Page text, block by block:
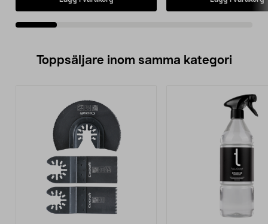
Toppsäljare inom samma kategori